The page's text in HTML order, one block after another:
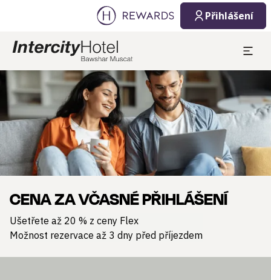
Přihlášení
Sklíčko 1 z 1
CENA ZA VČASNÉ PŘIHLÁŠENÍ
Ušetřete až 20 % z ceny Flex
Možnost rezervace až 3 dny před příjezdem